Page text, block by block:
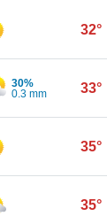
32°
30%
0.3 mm
33°
35°
35°